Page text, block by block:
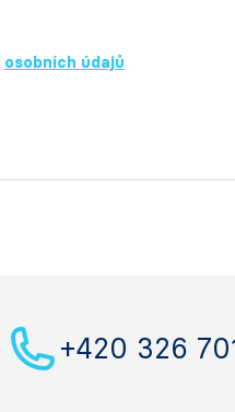
osobních údajů
+420 326